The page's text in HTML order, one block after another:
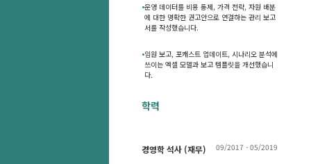
•운영 데이터를 비용 통제, 가격 전략, 자원 배분
에 대한 명확한 권고안으로 연결하는 관리 보고
서를 작성했습니다.
•임원 보고, 포캐스트 업데이트, 시나리오 분석에
쓰이는 엑셀 모델과 보고 템플릿을 개선했습니
다.
학력
경영학 석사 (재무) 09/2017 - 05/2019